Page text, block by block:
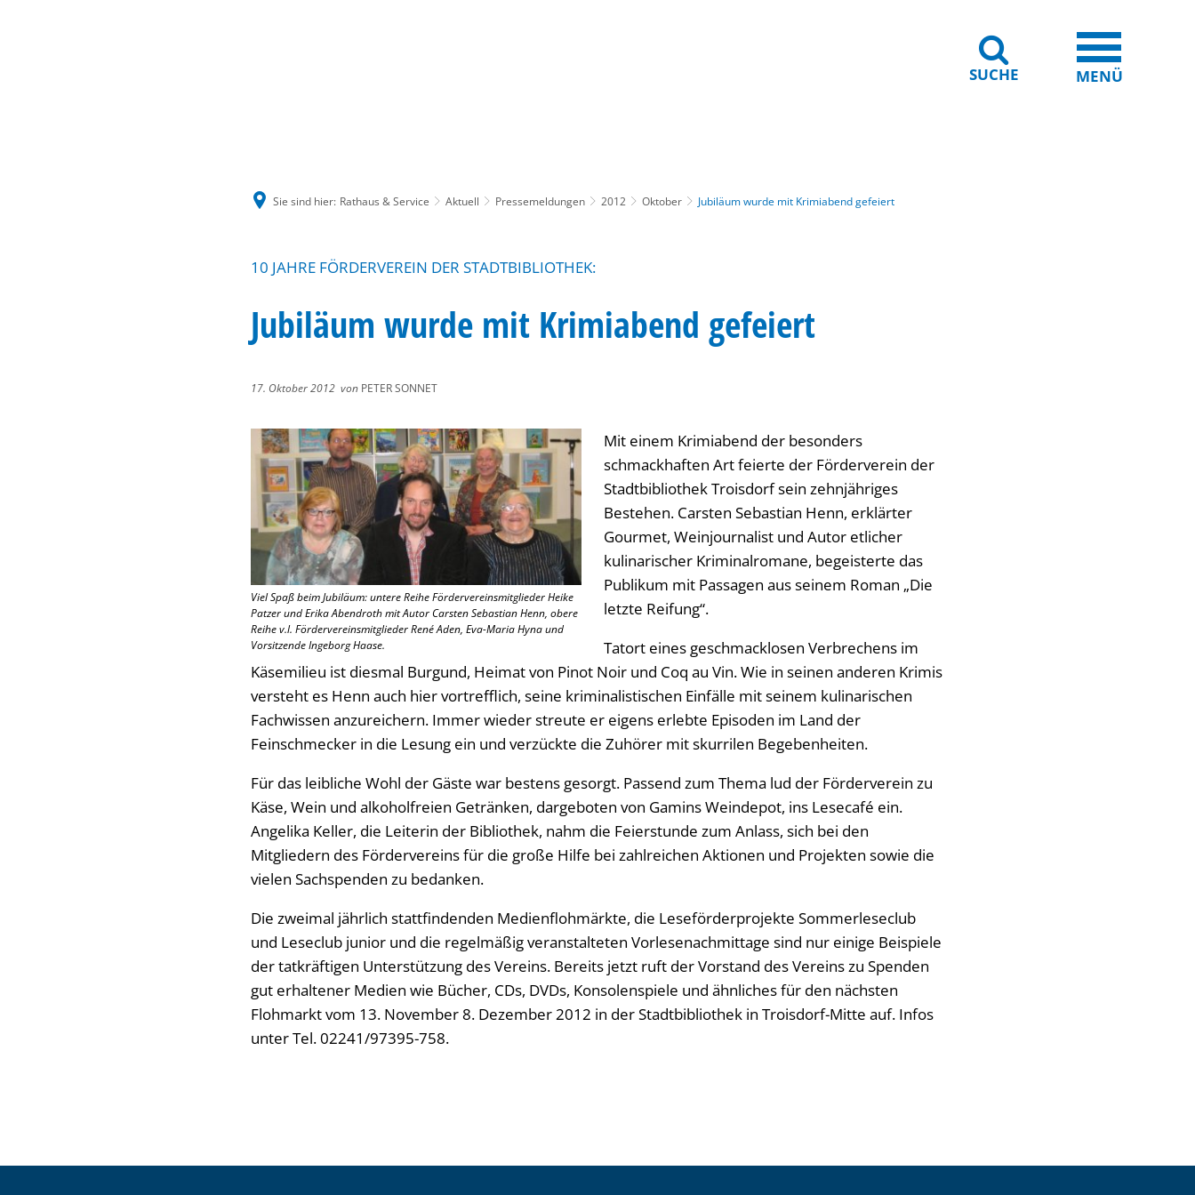
SUCHE MENÜ
Sie sind hier: Rathaus & Service Aktuell Pressemeldungen 2012 Oktober Jubiläum wurde mit Krimiabend gefeiert
10 JAHRE FÖRDERVEREIN DER STADTBIBLIOTHEK:
Jubiläum wurde mit Krimiabend gefeiert
17. Oktober 2012 von PETER SONNET
Viel Spaß beim Jubiläum: untere Reihe Fördervereinsmitglieder Heike
Patzer und Erika Abendroth mit Autor Carsten Sebastian Henn, obere
Reihe v.l. Fördervereinsmitglieder René Aden, Eva-Maria Hyna und
Vorsitzende Ingeborg Haase.
Mit einem Krimiabend der besonders
schmackhaften Art feierte der Förderverein der
Stadtbibliothek Troisdorf sein zehnjähriges
Bestehen. Carsten Sebastian Henn, erklärter
Gourmet, Weinjournalist und Autor etlicher
kulinarischer Kriminalromane, begeisterte das
Publikum mit Passagen aus seinem Roman „Die
letzte Reifung“.
Tatort eines geschmacklosen Verbrechens im
Käsemilieu ist diesmal Burgund, Heimat von Pinot Noir und Coq au Vin. Wie in seinen anderen Krimis
versteht es Henn auch hier vortrefflich, seine kriminalistischen Einfälle mit seinem kulinarischen
Fachwissen anzureichern. Immer wieder streute er eigens erlebte Episoden im Land der
Feinschmecker in die Lesung ein und verzückte die Zuhörer mit skurrilen Begebenheiten.
Für das leibliche Wohl der Gäste war bestens gesorgt. Passend zum Thema lud der Förderverein zu
Käse, Wein und alkoholfreien Getränken, dargeboten von Gamins Weindepot, ins Lesecafé ein.
Angelika Keller, die Leiterin der Bibliothek, nahm die Feierstunde zum Anlass, sich bei den
Mitgliedern des Fördervereins für die große Hilfe bei zahlreichen Aktionen und Projekten sowie die
vielen Sachspenden zu bedanken.
Die zweimal jährlich stattfindenden Medienflohmärkte, die Leseförderprojekte Sommerleseclub
und Leseclub junior und die regelmäßig veranstalteten Vorlesenachmittage sind nur einige Beispiele
der tatkräftigen Unterstützung des Vereins. Bereits jetzt ruft der Vorstand des Vereins zu Spenden
gut erhaltener Medien wie Bücher, CDs, DVDs, Konsolenspiele und ähnliches für den nächsten
Flohmarkt vom 13. November 8. Dezember 2012 in der Stadtbibliothek in Troisdorf-Mitte auf. Infos
unter Tel. 02241/97395-758.